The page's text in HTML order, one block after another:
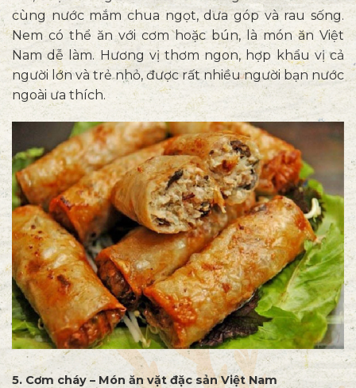
cùng nước mắm chua ngọt, dưa góp và rau sống.
Nem có thể ăn với cơm hoặc bún, là món ăn Việt
Nam dễ làm. Hương vị thơm ngon, hợp khẩu vị cả
người lớn và trẻ nhỏ, được rất nhiều người bạn nước
ngoài ưa thích.
5. Cơm cháy – Món ăn vặt đặc sản Việt Nam